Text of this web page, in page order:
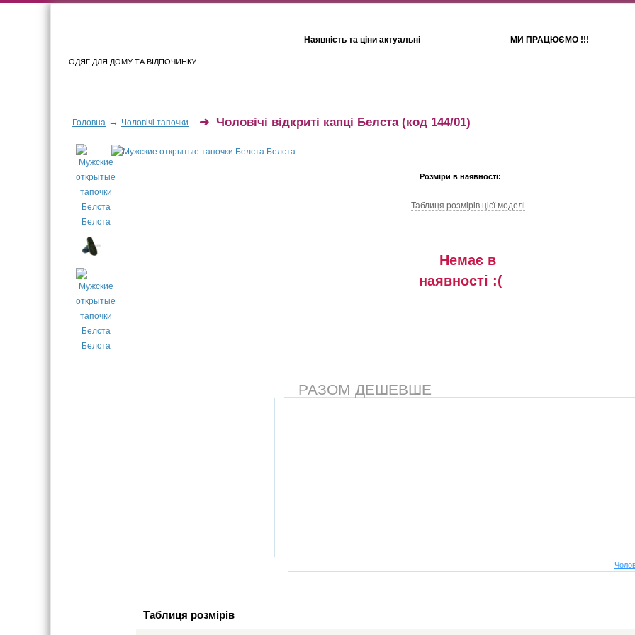
ОДЯГ ДЛЯ ДОМУ ТА ВІДПОЧИНКУ
Наявність та ціни актуальні МИ ПРАЦЮЄМО !!!
Головна → Чоловічі тапочки ➜ Чоловічі відкриті капці Белста(код 144/01)
Розміри в наявності:
Таблиця розмiрiв цiєї моделi
Немає в
наявностi :(
РАЗОМ ДЕШЕВШЕ
Таблиця розмірів